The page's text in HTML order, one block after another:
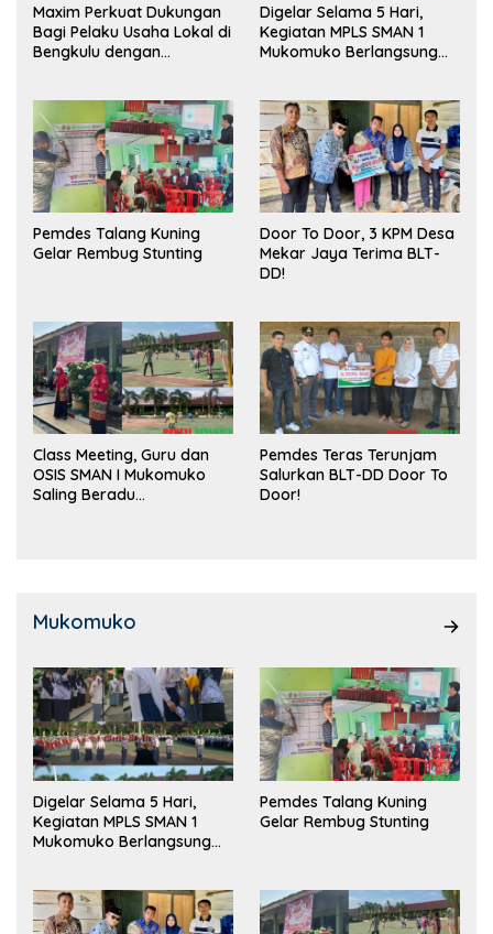
Maxim Perkuat Dukungan
Bagi Pelaku Usaha Lokal di
Bengkulu dengan
Pasar
Digelar Selama 5 Hari,
Kegiatan MPLS SMAN 1
Mukomuko Berlangsung
Pemdes Talang Kuning
Gelar Rembug Stunting
Door To Door, 3 KPM Desa
Mekar Jaya Terima BLT-
DD!
Class Meeting, Guru dan
OSIS SMAN I Mukomuko
Saling Beradu
Pemdes Teras Terunjam
Salurkan BLT-DD Door To
Door!
Mukomuko
Digelar Selama 5 Hari,
Kegiatan MPLS SMAN 1
Mukomuko Berlangsung
Pemdes Talang Kuning
Gelar Rembug Stunting